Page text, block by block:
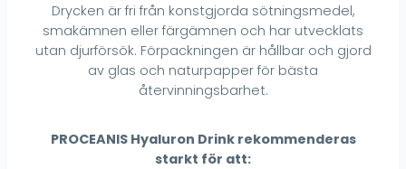
Drycken är fri från konstgjorda sötningsmedel,
smakämnen eller färgämnen och har utvecklats
utan djurförsök. Förpackningen är hållbar och gjord
av glas och naturpapper för bästa
återvinningsbarhet.
PROCEANIS Hyaluron Drink rekommenderas
starkt för att: